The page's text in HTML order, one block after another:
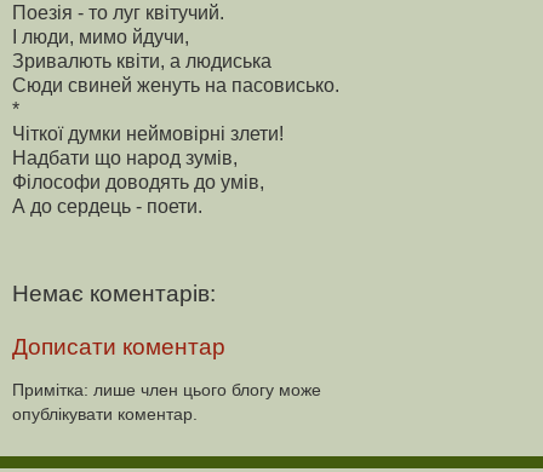
Поезія - то луг квітучий.
І люди, мимо йдучи,
Зривалють квіти, а людиська
Сюди свиней женуть на пасовисько.
*
Чіткої думки неймовірні злети!
Надбати що народ зумів,
Філософи доводять до умів,
А до сердець - поети.
Немає коментарів:
Дописати коментар
Примітка: лише член цього блогу може
опублікувати коментар.